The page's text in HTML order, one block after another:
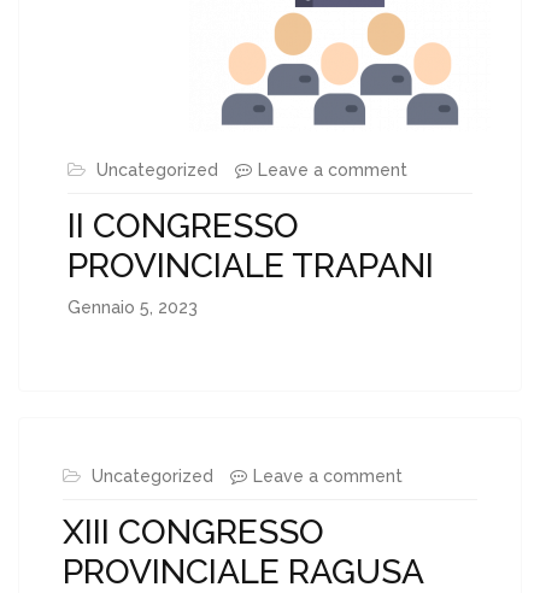
Uncategorized Leave a comment
II CONGRESSO
PROVINCIALE TRAPANI
Gennaio 5, 2023
Uncategorized Leave a comment
XIII CONGRESSO
PROVINCIALE RAGUSA